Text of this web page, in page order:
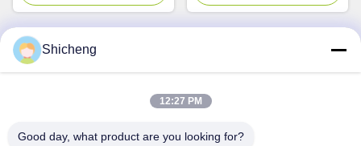
Phòng 101, số 13 Weimin Middle Road, thị trấn Nancun.
Shicheng
12:27 PM
Good day, what product are you looking for?